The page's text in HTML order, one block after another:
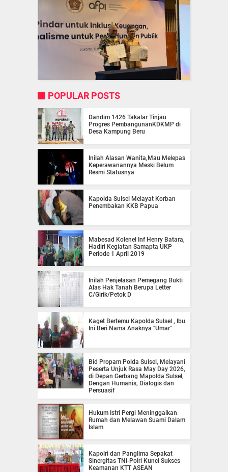
POPULAR POSTS
Dandim 1426 Takalar Tinjau
Progres PembangunanKDKMP di
Desa Kampung Beru
Inilah Alasan Wanita,Mau Melepas
Keperawanannya Meski Belum
Resmi Statusnya
Kapolda Sulsel Melayat Korban
Penembakan KKB Papua
Mabesad Kolenel Inf Henry Batara,
Hadiri Kegiatan Samapta UKP
Periode 1 April 2019
Inilah Penjelasan Pemegang Bukti
Alas Hak Tanah Berupa Letter
C/Girik/Petok D
Kaget Bertemu Kapolda Sulsel , Ibu
Ini Beri Nama Anaknya "Umar"
Bid Propam Polda Sulsel, Melayani
Peserta Unjuk Rasa May Day 2026,
di Depan Gerbang Mapolda Sulsel,
Dengan Humanis, Dialogis dan
Persuasif
Hukum Istri Pergi Meninggalkan
Rumah dan Melawan Suami Dalam
Islam
Kapolri dan Panglima Sepakat
Sinergitas TNI-Polri Kunci Sukses
Keamanan KTT ASEAN